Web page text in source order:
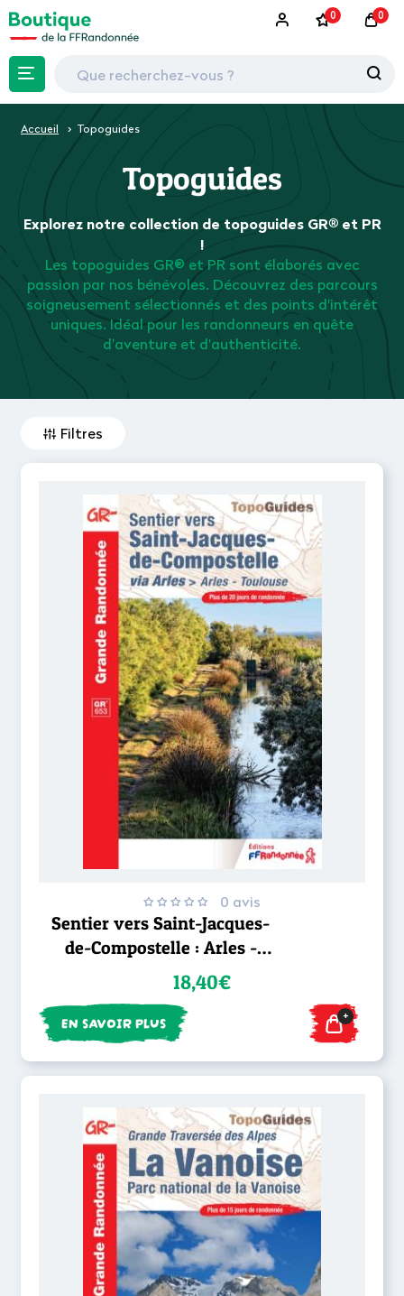
0 0
Accueil Topoguides
Topoguides
Explorez notre collection de topoguides GR® et PR
!
Les topoguides GR® et PR sont élaborés avec
passion par nos bénévoles. Découvrez des parcours
soigneusement sélectionnés et des points d'intérêt
uniques. Idéal pour les randonneurs en quête
d'aventure et d'authenticité.
Filtres
0 avis
Sentier vers Saint-Jacques-
de-Compostelle : Arles -
Toulouse - GR® 653
18,40€
EN SAVOIR PLUS +